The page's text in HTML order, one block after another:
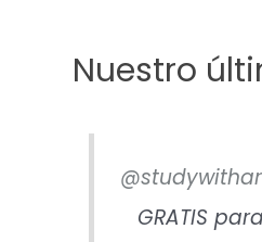
Nuestro
GRATIS